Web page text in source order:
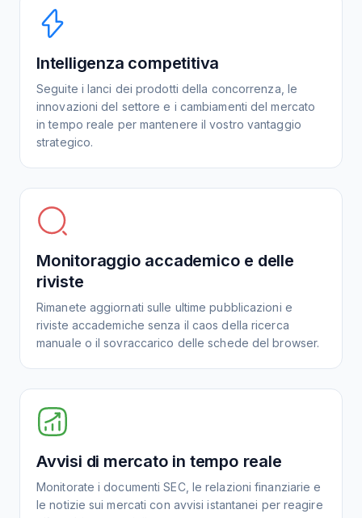
Intelligenza competitiva
Seguite i lanci dei prodotti della concorrenza, le
innovazioni del settore e i cambiamenti del mercato
in tempo reale per mantenere il vostro vantaggio
strategico.
Monitoraggio accademico e delle
riviste
Rimanete aggiornati sulle ultime pubblicazioni e
riviste accademiche senza il caos della ricerca
manuale o il sovraccarico delle schede del browser.
Avvisi di mercato in tempo reale
Monitorate i documenti SEC, le relazioni finanziarie e
le notizie sui mercati con avvisi istantanei per reagire